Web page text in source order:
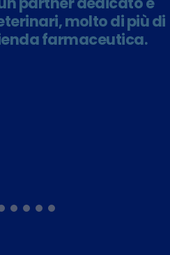
molto di più di
farmaceutica.